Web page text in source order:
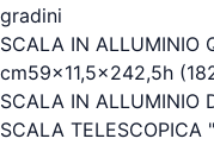
gradini
SCALA IN ALLUMINIO
cm59x11,5x242,5h
SCALA IN ALLUMINIO
SCALA